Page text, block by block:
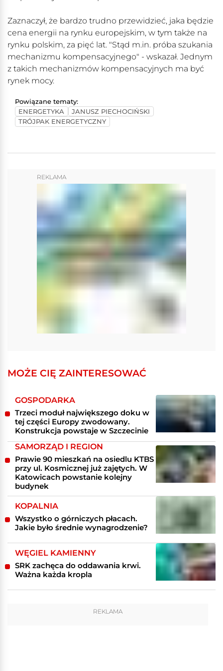
Zaznaczył, że bardzo trudno przewidzieć, jaka będzie
cena energii na rynku europejskim, w tym także na
rynku polskim, za pięć lat. "Stąd m.in. próba szukania
mechanizmu kompensacyjnego" - wskazał. Jednym
z takich mechanizmów kompensacyjnych ma być
rynek mocy.
Powiązane tematy:
ENERGETYKA
JANUSZ PIECHOCIŃSKI
TRÓJPAK ENERGETYCZNY
REKLAMA
MOŻE CIĘ ZAINTERESOWAĆ
GOSPODARKA
Trzeci moduł największego doku w
tej części Europy zwodowany.
Konstrukcja powstaje w Szczecinie
SAMORZĄD I REGION
Prawie 90 mieszkań na osiedlu KTBS
przy ul. Kosmicznej już zajętych. W
Katowicach powstanie kolejny
budynek
KOPALNIA
Wszystko o górniczych płacach.
Jakie było średnie wynagrodzenie?
WĘGIEL KAMIENNY
SRK zachęca do oddawania krwi.
Ważna każda kropla
REKLAMA